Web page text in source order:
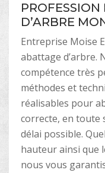
D’ARBRE
Entreprise Moise
abattage d’arbre.
compétence très
méthodes et
réalisables pour
correcte, en toute
délai possible.
hauteur ainsi que
nous vous